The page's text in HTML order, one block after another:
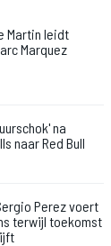
Martin leidt
Marquez
na
naar Red Bull
Perez voert
terwijl toekomst